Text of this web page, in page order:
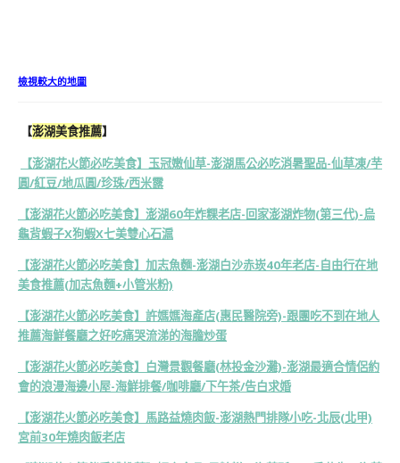
檢視較大的地圖
【澎湖美食推薦】
【澎湖花火節必吃美食】玉冠嫩仙草-澎湖馬公必吃消暑聖品-仙草凍/芋
圓/紅豆/地瓜圓/珍珠/西米露
【澎湖花火節必吃美食】澎湖60年炸粿老店-回家澎湖炸物(第三代)-烏
龜背蝦子X狗蝦X七美雙心石滬
【澎湖花火節必吃美食】加志魚麵-澎湖白沙赤崁40年老店-自由行在地
美食推薦(加志魚麵+小管米粉)
【澎湖花火節必吃美食】許媽媽海產店(惠民醫院旁)-跟團吃不到在地人
推薦海鮮餐廳之好吃痛哭流涕的海膽炒蛋
【澎湖花火節必吃美食】白灣景觀餐廳(林投金沙灘)-澎湖最適合情侶約
會的浪漫海邊小屋-海鮮排餐/咖啡廳/下午茶/告白求婚
【澎湖花火節必吃美食】馬路益燒肉飯-澎湖熱門排隊小吃-北辰(北甲)
宮前30年燒肉飯老店